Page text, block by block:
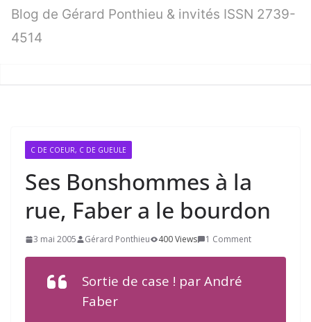
Blog de Gérard Ponthieu & invités ISSN 2739-
4514
C DE COEUR, C DE GUEULE
Ses Bonshommes à la
rue, Faber a le bourdon
3 mai 2005 Gérard Ponthieu 400 Views 1 Comment
Sortie de case ! par André
Faber